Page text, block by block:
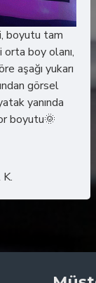
boyutu tam
boy olanı,
aşağı yukarı
görsel
yanında
boyutu🌞